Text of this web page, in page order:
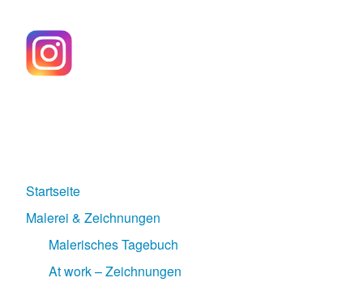
Startseite
Malerei & Zeichnungen
Malerisches Tagebuch
At work – Zeichnungen